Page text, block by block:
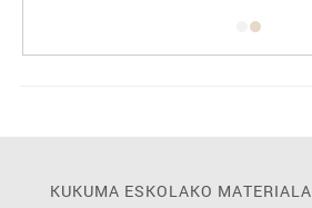
KUKUMA ESKOLAKO MATERIALA